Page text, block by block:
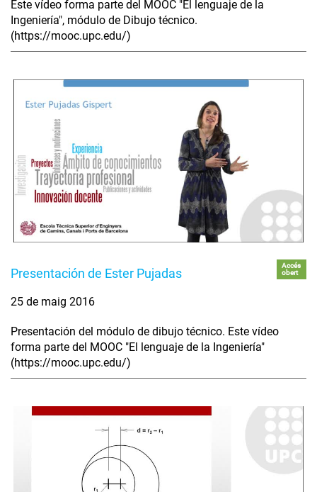
Este vídeo forma parte del MOOC "El lenguaje de la
Ingeniería", módulo de Dibujo técnico.
(https://mooc.upc.edu/)
Presentación de Ester Pujadas
Accés
obert
25 de maig 2016
Presentación del módulo de dibujo técnico. Este vídeo
forma parte del MOOC "El lenguaje de la Ingeniería"
(https://mooc.upc.edu/)